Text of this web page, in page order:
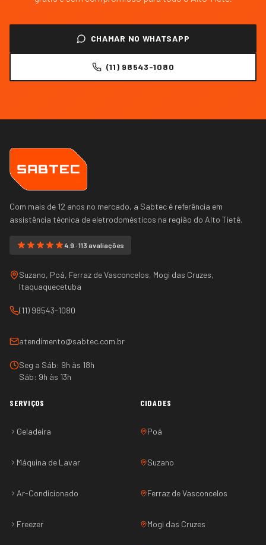
CHAMAR NO WHATSAPP
(11) 98543-1080
Com mais de 12 anos no mercado, a Sabtec é referência em
assistência técnica de eletrodomésticos na região do Alto Tietê.
4.9 · 113 avaliações
Suzano, Poá, Ferraz de Vasconcelos, Mogi das Cruzes,
Itaquaquecetuba
(11) 98543-1080
atendimento@sabtec.com.br
Seg a Sáb: 9h às 18h
Sáb: 9h às 13h
SERVIÇOS
Geladeira
Máquina de Lavar
Ar-Condicionado
Freezer
CIDADES
Poá
Suzano
Ferraz de Vasconcelos
Mogi das Cruzes